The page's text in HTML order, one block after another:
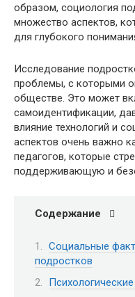
образом, социология
множество аспектов,
для глубокого
Исследование
проблемы, с которыми
обществе. Это может
самоидентификации,
влияние технологий и
аспектов очень важно
педагогов, которые
поддерживающую и
Содержание
Социальные
подростков